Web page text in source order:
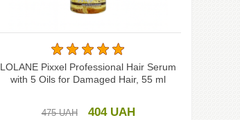
LOLANE Pixxel Professional Hair Serum
with 5 Oils for Damaged Hair, 55 ml
475UAH 404 UAH